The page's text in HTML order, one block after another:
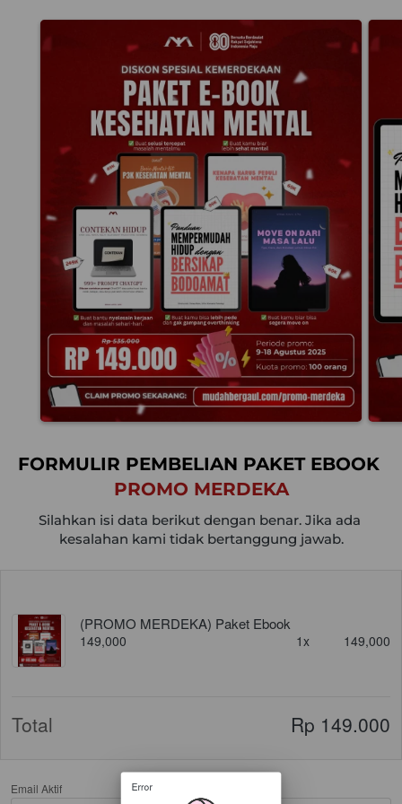
PROMO MERDEKA
Silahkan isi data berikut dengan benar. Jika ada
kesalahan kami tidak bertanggung jawab.
Email Aktif
(PROMO MERDEKA) Paket Ebook
149,000 1x 149,000
Total Rp 149.000